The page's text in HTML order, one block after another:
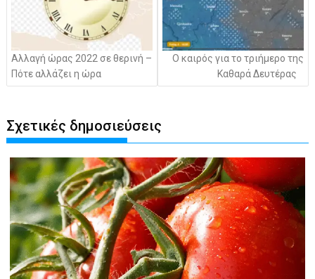
Αλλαγή ώρας 2022 σε θερινή –
Πότε αλλάζει η ώρα
Ο καιρός για το τριήμερο της
Καθαρά Δευτέρας
Σχετικές δημοσιεύσεις